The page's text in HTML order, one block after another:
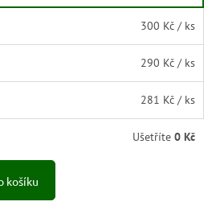
300 Kč / ks
290 Kč / ks
281 Kč / ks
Ušetříte 0 Kč
košíku